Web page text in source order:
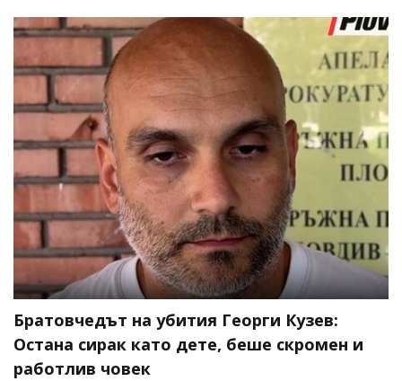
Братовчедът на убития Георги Кузев:
Остана сирак като дете, беше скромен и
работлив човек